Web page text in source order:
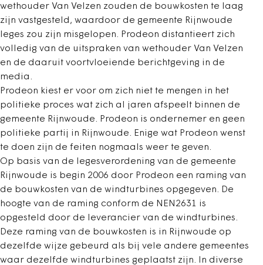
wethouder Van Velzen zouden de bouwkosten te laag
zijn vastgesteld, waardoor de gemeente Rijnwoude
leges zou zijn misgelopen. Prodeon distantieert zich
volledig van de uitspraken van wethouder Van Velzen
en de daaruit voortvloeiende berichtgeving in de
media.
Prodeon kiest er voor om zich niet te mengen in het
politieke proces wat zich al jaren afspeelt binnen de
gemeente Rijnwoude. Prodeon is ondernemer en geen
politieke partij in Rijnwoude. Enige wat Prodeon wenst
te doen zijn de feiten nogmaals weer te geven.
Op basis van de legesverordening van de gemeente
Rijnwoude is begin 2006 door Prodeon een raming van
de bouwkosten van de windturbines opgegeven. De
hoogte van de raming conform de NEN2631 is
opgesteld door de leverancier van de windturbines.
Deze raming van de bouwkosten is in Rijnwoude op
dezelfde wijze gebeurd als bij vele andere gemeentes
waar dezelfde windturbines geplaatst zijn. In diverse